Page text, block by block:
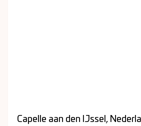
Capelle aan den IJssel,